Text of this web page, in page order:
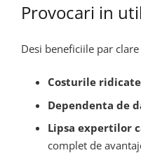
Provocari in
Desi beneficiile par
Costurile
Dependenta de
Lipsa expertilor
complet de